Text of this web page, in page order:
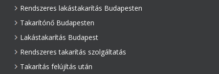
Rendszeres lakástakarítás Budapesten
Takarítónő Budapesten
Lakástakarítás Budapest
Rendszeres takarítás szolgáltatás
Takarítás felújítás után